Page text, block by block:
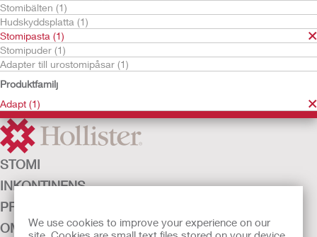
We use cookies to improve your experience on our
Stomibälten (1)
Hudskyddsplatta (1)
Stomipasta (1)
Stomipuder (1)
Adapter till urostomipåsar (1)
Produktfamilj
Adapt (1)
Prova gratis
Adapt™ pasta
STOMI
INKONTINENS
PRODUKTER
OM OSS